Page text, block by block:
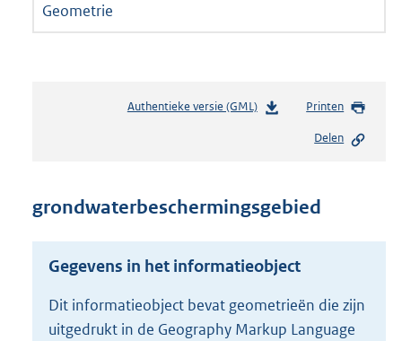
Geometrie
Authentieke versie (GML)b
n
d
s
r
o
t
Printen
Delen
grondwaterbeschermingsgebied
Gegevens in het informatieobject
Dit informatieobject bevat geometrieën die zijn
uitgedrukt in de Geography Markup Language